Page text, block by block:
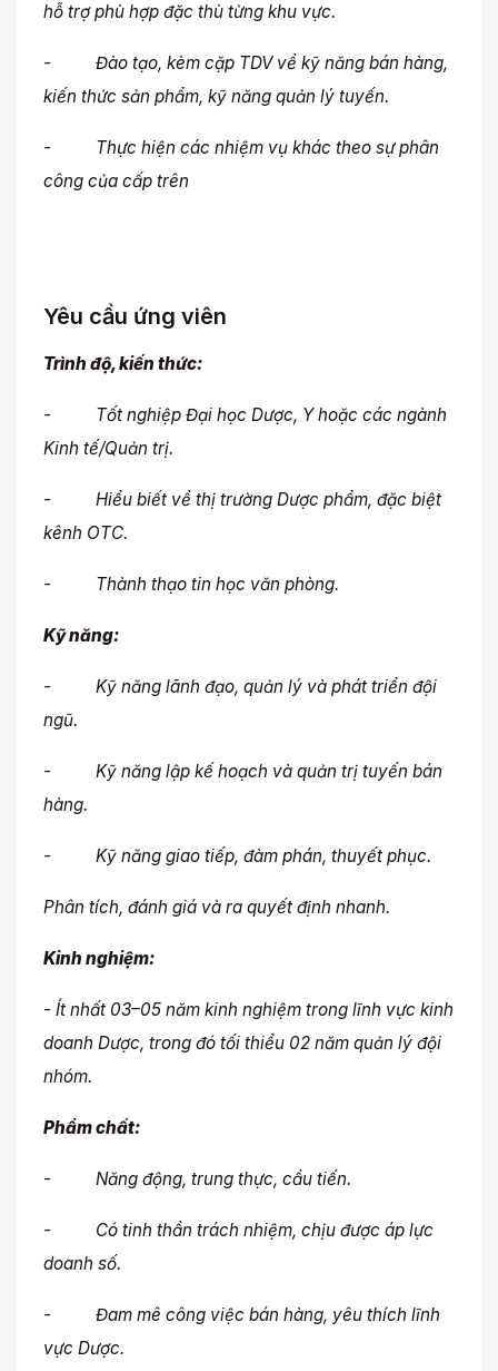
hỗ trợ phù hợp đặc thù từng khu vực.
- Đào tạo, kèm cặp TDV về kỹ năng bán hàng,
kiến thức sản phẩm, kỹ năng quản lý tuyến.
- Thực hiện các nhiệm vụ khác theo sự phân
công của cấp trên
Yêu cầu ứng viên
Trình độ, kiến thức:
- Tốt nghiệp Đại học Dược, Y hoặc các ngành
Kinh tế/Quản trị.
- Hiểu biết về thị trường Dược phẩm, đặc biệt
kênh OTC.
- Thành thạo tin học văn phòng.
Kỹ năng:
- Kỹ năng lãnh đạo, quản lý và phát triển đội
ngũ.
- Kỹ năng lập kế hoạch và quản trị tuyến bán
hàng.
- Kỹ năng giao tiếp, đàm phán, thuyết phục.
Phân tích, đánh giá và ra quyết định nhanh.
Kinh nghiệm:
- Ít nhất 03–05 năm kinh nghiệm trong lĩnh vực kinh
doanh Dược, trong đó tối thiểu 02 năm quản lý đội
nhóm.
Phẩm chất:
- Năng động, trung thực, cầu tiến.
- Có tinh thần trách nhiệm, chịu được áp lực
doanh số.
- Đam mê công việc bán hàng, yêu thích lĩnh
vực Dược.